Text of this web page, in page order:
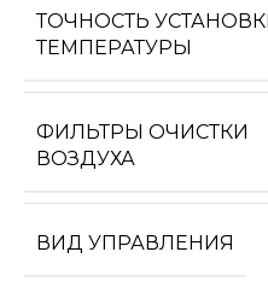
ТОЧНОСТЬ
ТЕМПЕРАТУРЫ
ФИЛЬТРЫ ОЧИСТКИ
ВОЗДУХА
ВИД УПРАВЛЕНИЯ